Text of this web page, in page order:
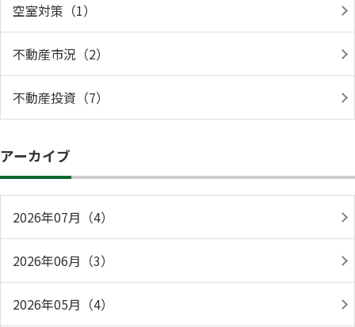
空室対策（1）
不動産市況（2）
不動産投資（7）
アーカイブ
2026年07月（4）
2026年06月（3）
2026年05月（4）